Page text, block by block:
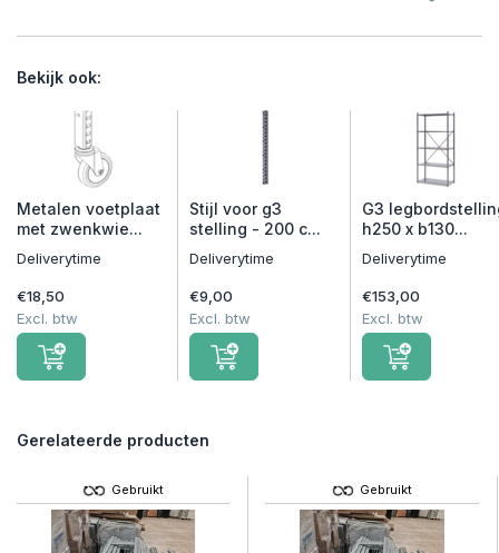
Bekijk ook:
Metalen voetplaat
met zwenkwie...
Deliverytime
€18,50
Excl. btw
Stijl voor g3
stelling - 200 c...
Deliverytime
€9,00
Excl. btw
G3
h250 x b130...
Deliverytime
€153,00
Excl. btw
Gerelateerde producten
Gebruikt Gebruikt